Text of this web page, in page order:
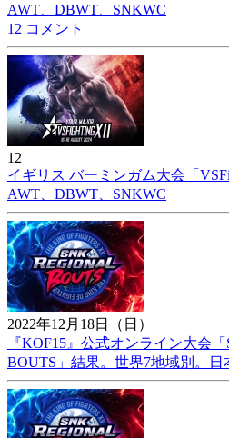
AWT、DBWT、SNKWC
12 コメント
12
イギリス バーミンガム大会「
AWT、DBWT、SNKWC
2022年12月18日（日）
『KOF15』公式オンライン大会
BOUTS」結果。世界7地域別。日